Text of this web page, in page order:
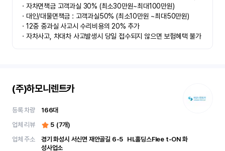
ㆍ자차면책금 고객과실 30% (최소30만원~최대100만원)
ㆍ대인/대물면책금 : 고객과실50% (최소10만원 ~최대50만원)
ㆍ12중 중과실 사고시 수리비용의 20% 추가
ㆍ자차사고, 차대차 사고발생시 당일 접수되지 않으면 보험혜택 불가
(주)하모니렌트카
등록 차량 166대
업체 리뷰
5 (7개)
업체 주소
경기 화성시 서신면 재안골길 6-5	 HL홀딩스Flee t-ON 화
성사업소